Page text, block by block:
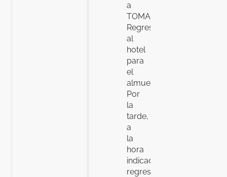
a
TOMAR,
Regreso
al
hotel
para
el
almuerzo.
Por
la
tarde,
a
la
hora
indicada,
regreso